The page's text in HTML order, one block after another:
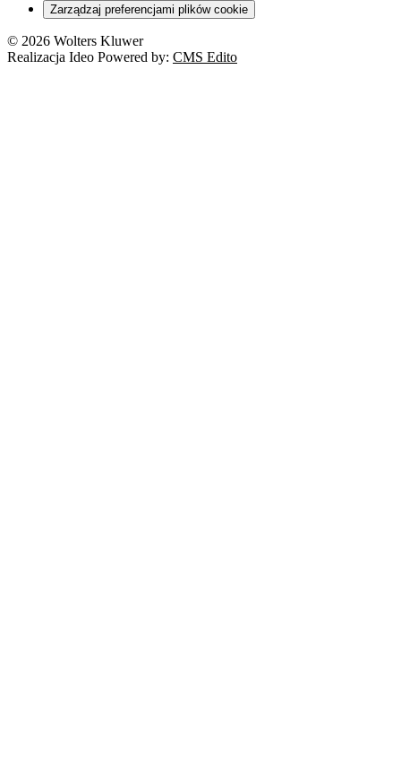
Zarządzaj preferencjami plików cookie
© 2026 Wolters Kluwer
Realizacja Ideo Powered by: CMS Edito